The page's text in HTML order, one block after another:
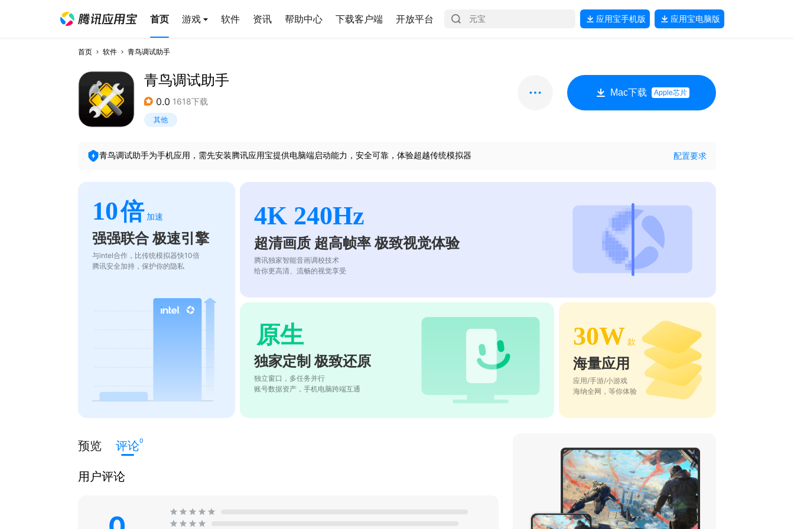
首页 游戏 软件 资讯 帮助中心 下载客户端 开放平台 应用宝手机版 应用宝电脑版
首页 软件 青鸟调试助手
青鸟调试助手
0.0 1618下载
其他
Mac下载 Apple芯片
青鸟调试助手为手机应用，需先安装腾讯应用宝提供电脑端启动能力，安全可靠，体验超越传统模拟器 配置要求
10倍 加速
强强联合 极速引擎
与intel合作，比传统模拟器快10倍
腾讯安全加持，保护你的隐私
4K 240Hz
超清画质 超高帧率 极致视觉体验
腾讯独家智能音画调校技术
给你更高清、流畅的视觉享受
原生
独家定制 极致还原
独立窗口，多任务并行
账号数据资产，手机电脑跨端互通
30W 款
海量应用
应用/手游/小游戏
海纳全网，等你体验
预览 评论0
用户评论